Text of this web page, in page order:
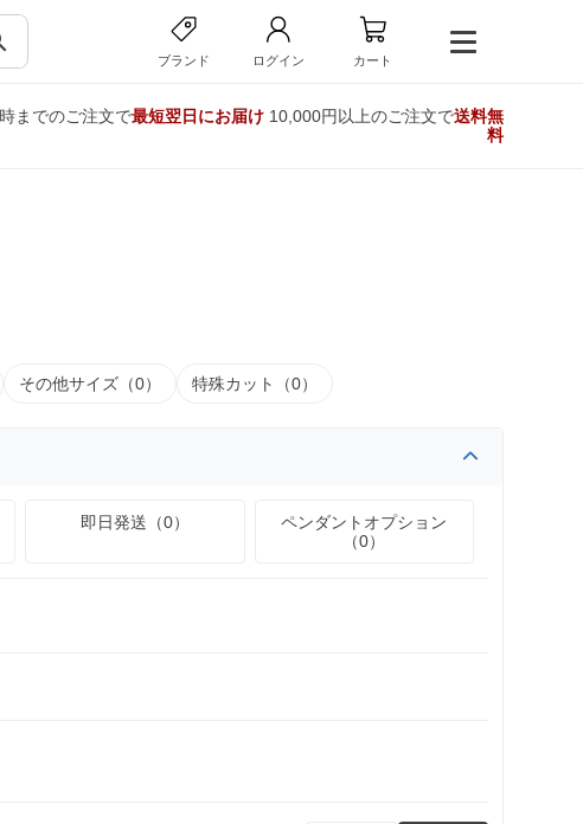
ブランド ログイン カート
までのご注文で最短翌日にお届け10,000円以上のご注文で送料無
料
その他サイズ（0） 特殊カット（0）
即日発送（0）
ペンダントオプション
（0）